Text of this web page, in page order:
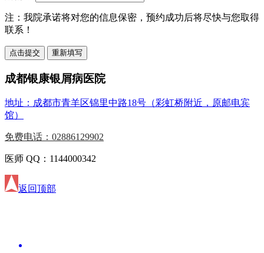
注： 我院承诺将对您的信息保密，预约成功后将尽快与您取得
联系！
成都银康银屑病医院
地址：成都市青羊区锦里中路18号（彩虹桥附近，原邮电宾
馆）
免费电话：02886129902
医师 QQ：1144000342
返回顶部